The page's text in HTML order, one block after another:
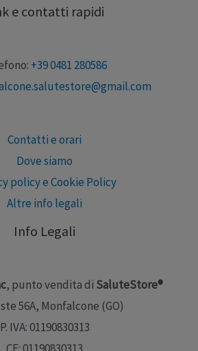
e contatti rapidi
+39 0481 280586
Contatti e orari
Dove siamo
policy e Cookie Policy
Altre info legali
Info Legali
, punto vendita di SaluteStore®
56A, Monfalcone (GO)
P. IVA: 01190830313